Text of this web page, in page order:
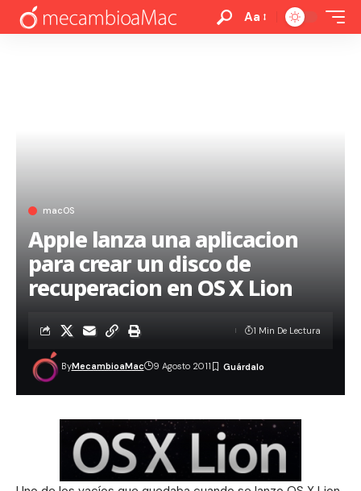
Aa
macOS
Apple lanza una aplicacion
para crear un disco de
recuperacion en OS X Lion
ByMecambioaMac 9 Agosto 2011
1 Min De Lectura